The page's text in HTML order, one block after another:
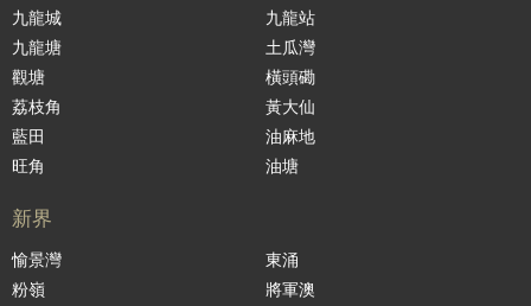
九龍城
九龍塘
觀塘
荔枝角
藍田
旺角
九龍站
土瓜灣
橫頭磡
黃大仙
油麻地
油塘
新界
愉景灣
粉嶺
東涌
將軍澳